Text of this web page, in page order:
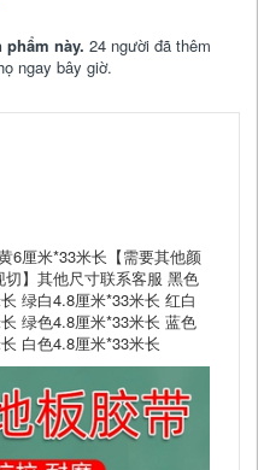
này. 24 người đã thêm
ngay bây giờ.
6厘米*33米长【需要其他颜
】其他尺寸联系客服 黑色
绿白4.8厘米*33米长 红白
绿色4.8厘米*33米长 蓝色
白色4.8厘米*33米长